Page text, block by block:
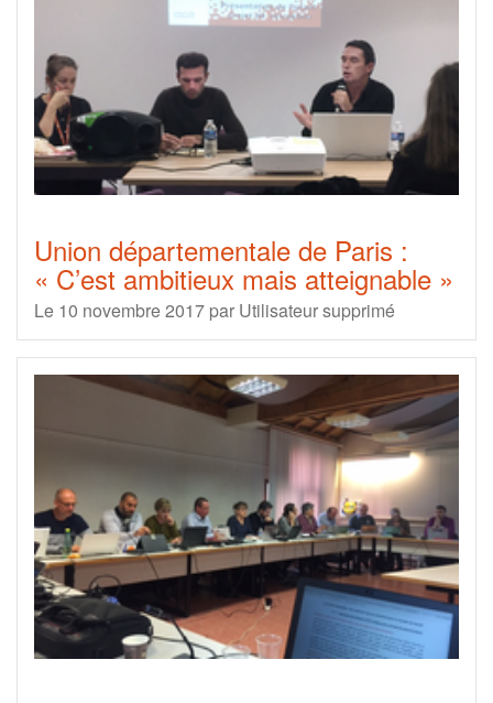
Union départementale de Paris :
« C’est ambitieux mais atteignable »
Le 10 novembre 2017 par Utilisateur supprimé